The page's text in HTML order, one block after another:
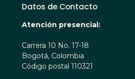
Datos de Contacto
Atención presencial:
Carrera 10 No. 17-18
Bogotá, Colombia
Código postal 110321